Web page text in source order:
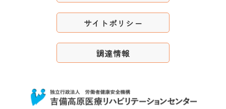
サイトポリシー
調達情報